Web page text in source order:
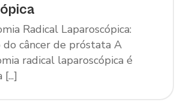
Radical Laparoscópica:
câncer de próstata A
radical laparoscópica é